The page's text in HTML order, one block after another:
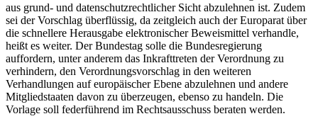
aus grund- und datenschutzrechtlicher Sicht abzulehnen ist. Zudem
sei der Vorschlag überflüssig, da zeitgleich auch der Europarat über
die schnellere Herausgabe elektronischer Beweismittel verhandle,
heißt es weiter. Der Bundestag solle die Bundesregierung
auffordern, unter anderem das Inkrafttreten der Verordnung zu
verhindern, den Verordnungsvorschlag in den weiteren
Verhandlungen auf europäischer Ebene abzulehnen und andere
Mitgliedstaaten davon zu überzeugen, ebenso zu handeln. Die
Vorlage soll federführend im Rechtsausschuss beraten werden.